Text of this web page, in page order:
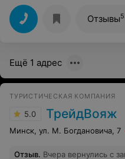
прекрасного отдыха и ни
заставили нас
турагентстве! Огромное
теплый приём, слаженную
"Ростинг"!!!
Отзывы
Ещё 1 адрес
ТУРИСТИЧЕСКАЯ КОМПАНИЯ
5.0 ТрейдВояж
Минск, ул. М. Богдановича, 7
Отзыв. Вчера вернулись с